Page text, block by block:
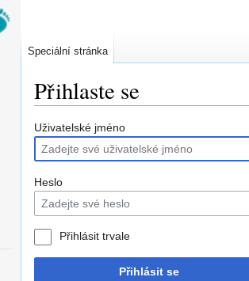
Přihlaste se
Uživatelské jméno
Heslo
Přihlásit trvale
Přihlásit se
Speciální stránka